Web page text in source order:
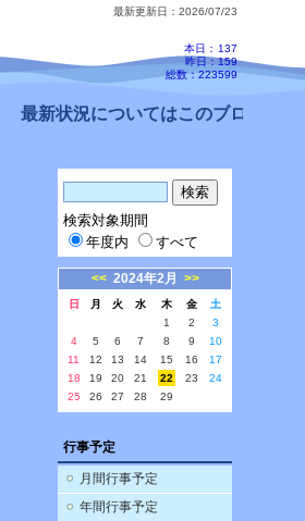
最新更新日：2026/07/23
本日： 137
昨日：159
総数：223599
最新状況についてはこのブログ、配信
検索対象期間
年度内
すべて
<< 2024年2月 >>
日 月 火 水 木 金
土
1
2
3
4
5 6 7 8 9
10
11
12 13 14 15 16
17
18
19 20 21 22 23
24
25
26 27 28 29
行事予定
月間行事予定
年間行事予定